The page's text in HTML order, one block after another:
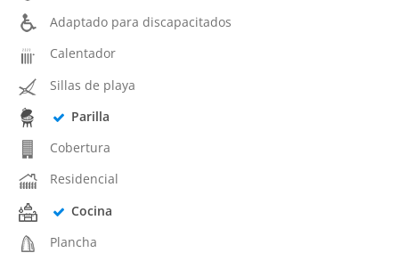
Adaptado para discapacitados
Calentador
Sillas de playa
Parilla
Cobertura
Residencial
Cocina
Plancha